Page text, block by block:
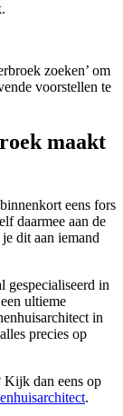
zoeken’ om
voorstellen te
maakt
eens fors
daarmee aan de
dit aan iemand
gespecialiseerd in
ultieme
in
precies op
Kijk dan eens op
.